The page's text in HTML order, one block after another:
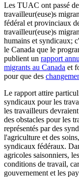
Les TUAC ont passé
travailleur(euse)s
fédéral et provinciaux
travailleur(euse)s
humains et syndicaux;
le Canada que le
publient un rapport
migrants au Canada et
pour que des
Le rapport attire
syndicaux pour les
les travailleurs
des obstacles pour les
représentés par des
l'agriculture et des
syndicaux fédéraux.
agricoles saisonniers,
conditions de travail,
gouvernement et les